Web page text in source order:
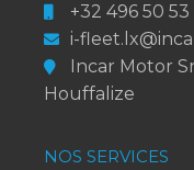
+32 496 50 53
i-
Incar Motor
Houffalize
NOS SERVICES